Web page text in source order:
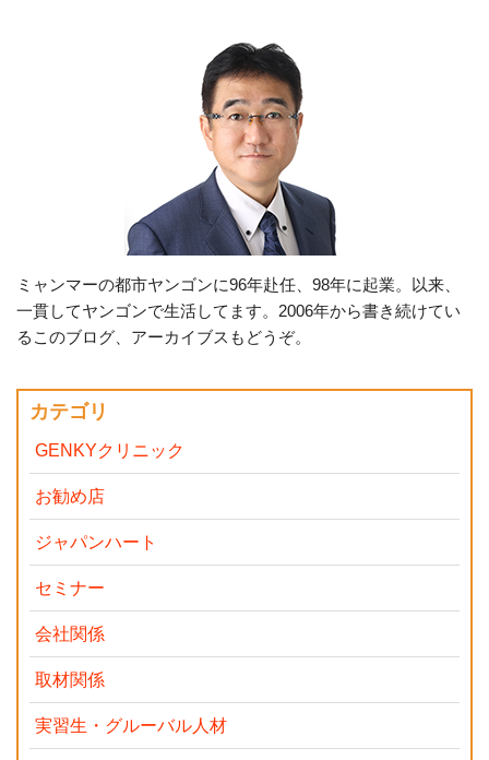
ミャンマーの都市ヤンゴンに96年赴任、98年に起業。以来、
一貫してヤンゴンで生活してます。2006年から書き続けてい
るこのブログ、アーカイブスもどうぞ。
カテゴリ
GENKYクリニック
お勧め店
ジャパンハート
セミナー
会社関係
取材関係
実習生・グルーバル人材